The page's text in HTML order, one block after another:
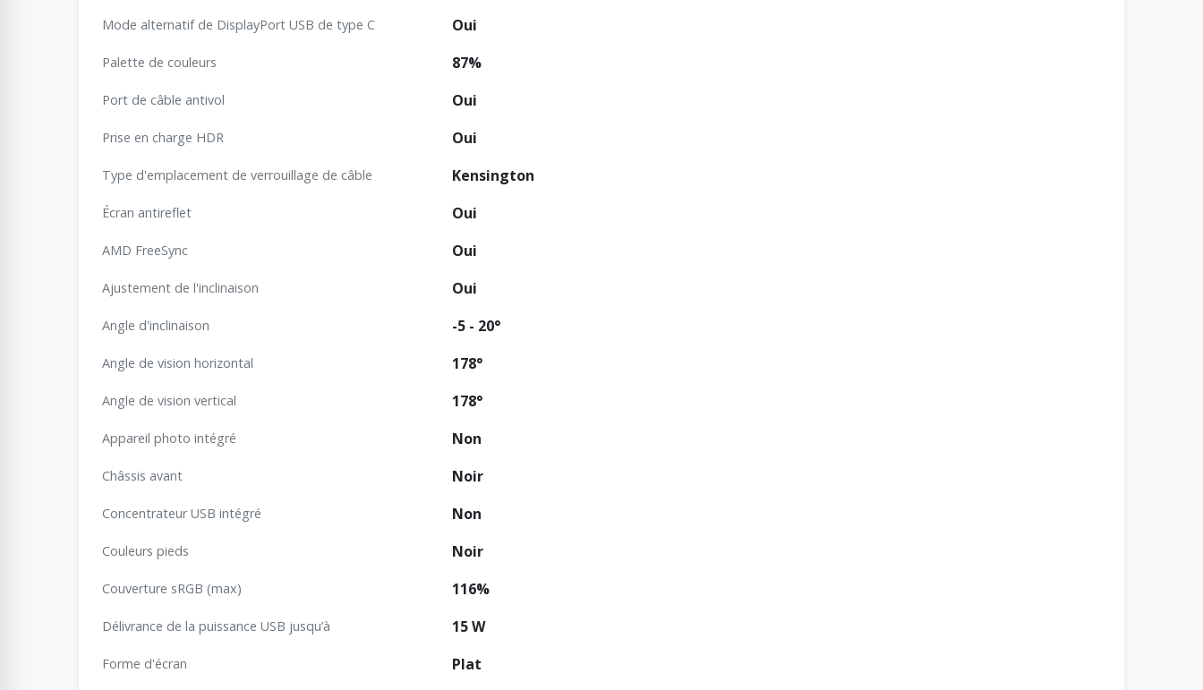
Mode alternatif de DisplayPort USB de type C Oui
Palette de couleurs 87%
Port de câble antivol Oui
Prise en charge HDR Oui
Type d'emplacement de verrouillage de câble Kensington
Écran antireflet Oui
AMD FreeSync Oui
Ajustement de l'inclinaison Oui
Angle d'inclinaison -5 - 20°
Angle de vision horizontal 178°
Angle de vision vertical 178°
Appareil photo intégré Non
Châssis avant Noir
Concentrateur USB intégré Non
Couleurs pieds Noir
Couverture sRGB (max) 116%
Délivrance de la puissance USB jusqu’à 15 W
Forme d'écran Plat